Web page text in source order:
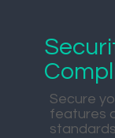
Secure
features